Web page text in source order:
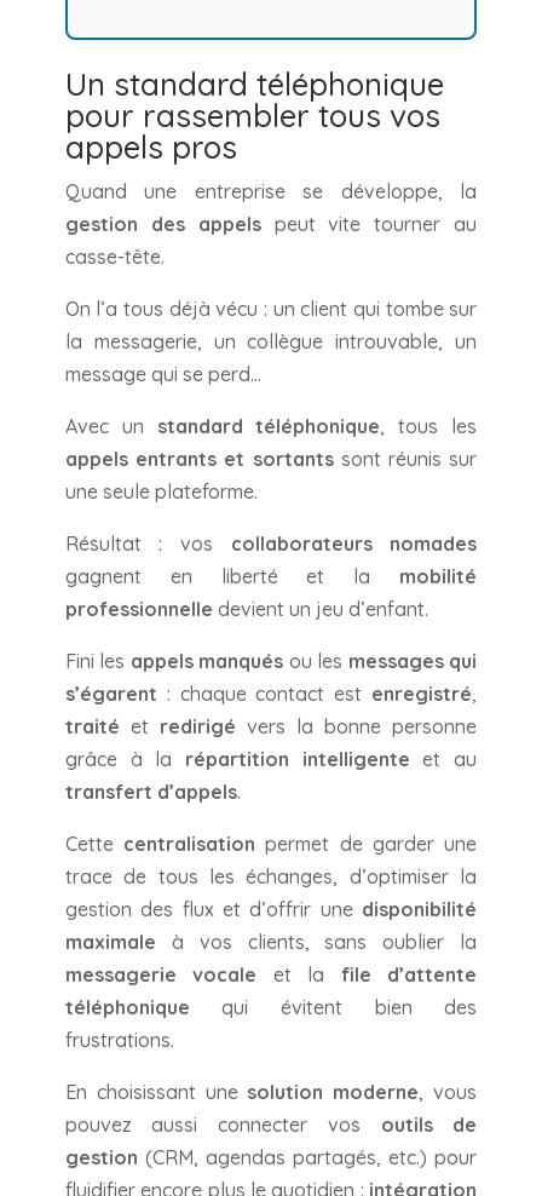
Un standard téléphonique
pour rassembler tous vos
appels pros
Quand une entreprise se développe, la
gestion des appelspeut vite tourner au
casse-tête.
On l’a tous déjà vécu : un client qui tombe sur
la messagerie, un collègue introuvable, un
message qui se perd…
Avec un standard téléphonique, tous les
appels entrants et sortantssont réunis sur
une seule plateforme.
Résultat : vos collaborateurs nomades
gagnent en liberté et la mobilité
professionnelle devient un jeu d’enfant.
Fini les appels manqués ou les messages qui
s’égarent : chaque contact est enregistré,
traité et redirigé vers la bonne personne
grâce à la répartition intelligente et au
transfert d’appels.
Cette centralisation permet de garder une
trace de tous les échanges, d’optimiser la
gestion des flux et d’offrir une disponibilité
maximale à vos clients, sans oublier la
messagerie vocale et la file d’attente
téléphonique qui évitent bien des
frustrations.
En choisissant une solution moderne, vous
pouvez aussi connecter vos outils de
gestion (CRM, agendas partagés, etc.) pour
fluidifier encore plus le quotidien : intégration